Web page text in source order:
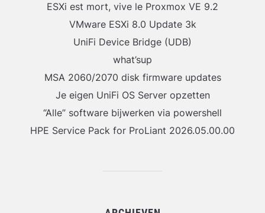
ESXi est mort, vive le Proxmox VE 9.2
VMware ESXi 8.0 Update 3k
UniFi Device Bridge (UDB)
what’sup
MSA 2060/2070 disk firmware updates
Je eigen UniFi OS Server opzetten
“Alle” software bijwerken via powershell
HPE Service Pack for ProLiant 2026.05.00.00